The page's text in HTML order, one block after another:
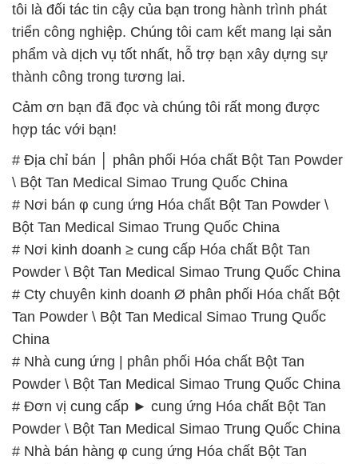
tôi là đối tác tin cậy của bạn trong hành trình phát
triển công nghiệp. Chúng tôi cam kết mang lại sản
phẩm và dịch vụ tốt nhất, hỗ trợ bạn xây dựng sự
thành công trong tương lai.
Cảm ơn bạn đã đọc và chúng tôi rất mong được
hợp tác với bạn!
# Địa chỉ bán │ phân phối Hóa chất Bột Tan Powder
\ Bột Tan Medical Simao Trung Quốc China
# Nơi bán φ cung ứng Hóa chất Bột Tan Powder \
Bột Tan Medical Simao Trung Quốc China
# Nơi kinh doanh ≥ cung cấp Hóa chất Bột Tan
Powder \ Bột Tan Medical Simao Trung Quốc China
# Cty chuyên kinh doanh Ø phân phối Hóa chất Bột
Tan Powder \ Bột Tan Medical Simao Trung Quốc
China
# Nhà cung ứng | phân phối Hóa chất Bột Tan
Powder \ Bột Tan Medical Simao Trung Quốc China
# Đơn vị cung cấp ► cung ứng Hóa chất Bột Tan
Powder \ Bột Tan Medical Simao Trung Quốc China
# Nhà bán hàng φ cung ứng Hóa chất Bột Tan